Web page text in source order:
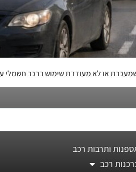
ברכב חשמלי עולה בחיי אדם. בישראל נגרם נזק
ותרבות רכב
רכב